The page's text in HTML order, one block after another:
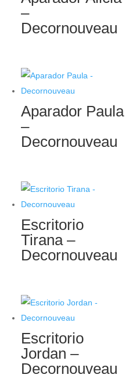
–
Decornouveau
Aparador Paula
–
Decornouveau
Escritorio
Tirana –
Decornouveau
Escritorio
Jordan –
Decornouveau